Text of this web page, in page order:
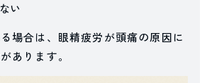
い
場合は、眼精疲労が頭痛の原因に
あります。